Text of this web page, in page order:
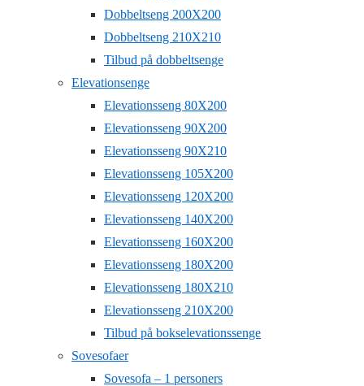
Dobbeltseng 200X200
Dobbeltseng 210X210
Tilbud på dobbeltsenge
Elevationsenge
Elevationsseng 80X200
Elevationsseng 90X200
Elevationsseng 90X210
Elevationsseng 105X200
Elevationsseng 120X200
Elevationsseng 140X200
Elevationsseng 160X200
Elevationsseng 180X200
Elevationsseng 180X210
Elevationsseng 210X200
Tilbud på bokselevationssenge
Sovesofaer
Sovesofa – 1 personers